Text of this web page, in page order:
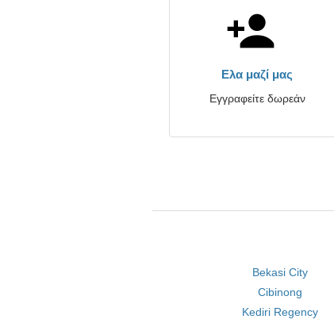
Ελα μαζί μας
Εγγραφείτε δωρεάν
Bekasi City
Cibinong
Kediri Regency